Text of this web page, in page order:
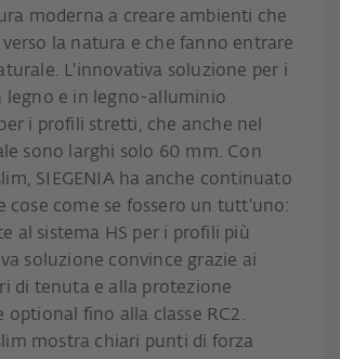
moderna a creare ambienti che
la natura e che fanno entrare
L'innovativa soluzione per i
legno e in legno-alluminio
i profili stretti, che anche nel
sono larghi solo 60 mm. Con
SIEGENIA ha anche continuato
cose come se fossero un tutt'uno:
al sistema HS per i profili più
soluzione convince grazie ai
di tenuta e alla protezione
optional fino alla classe RC2.
mostra chiari punti di forza